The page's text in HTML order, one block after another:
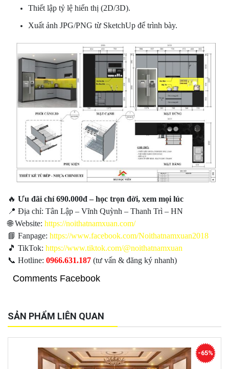
Thiết lập tỷ lệ hiển thị (2D/3D).
Xuất ảnh JPG/PNG từ SketchUp để trình bày.
🔥 Ưu đãi chỉ 690.000đ – học trọn đời, xem mọi lúc
📍 Địa chỉ: Tân Lập – Vĩnh Quỳnh – Thanh Trì – HN
🌐 Website: https://noithatnamxuan.com/
📘 Fanpage: https://www.facebook.com/Noithatnamxuan2018
🎵 TikTok: https://www.tiktok.com/@noithatnamxuan
📞 Hotline: 0966.631.187 (tư vấn & đăng ký nhanh)
Comments Facebook
SẢN PHẨM LIÊN QUAN
-65%